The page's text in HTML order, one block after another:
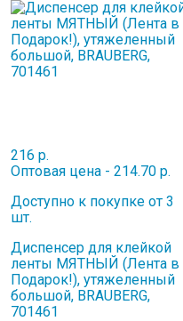
216 р.
Оптовая цена - 214.70 р.
Доступно к покупке от 3
шт.
Диспенсер для клейкой
ленты МЯТНЫЙ (Лента в
Подарок!), утяжеленный
большой, BRAUBERG,
701461